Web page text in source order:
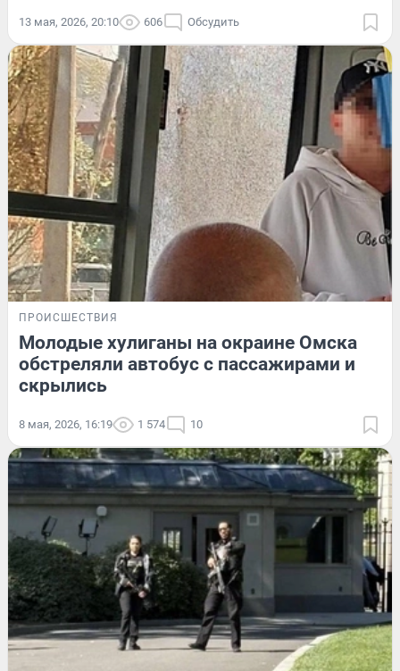
13 мая, 2026, 20:10 606 Обсудить
ПРОИСШЕСТВИЯ
Молодые хулиганы на окраине Омска
обстреляли автобус с пассажирами и
скрылись
8 мая, 2026, 16:19 1 574 10